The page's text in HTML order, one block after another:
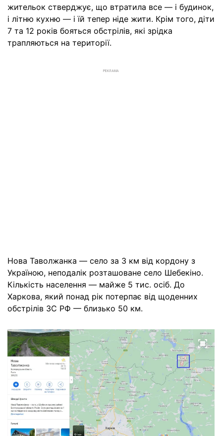
жительок стверджує, що втратила все — і будинок,
і літню кухню — і їй тепер ніде жити. Крім того, діти
7 та 12 років бояться обстрілів, які зрідка
трапляються на території.
РЕКЛАМА
Нова Таволжанка — село за 3 км від кордону з
Україною, неподалік розташоване село Шебекіно.
Кількість населення — майже 5 тис. осіб. До
Харкова, який понад рік потерпає від щоденних
обстрілів ЗС РФ — близько 50 км.